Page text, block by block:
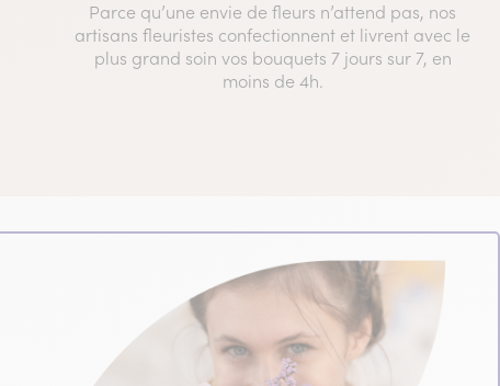
Parce qu’une envie de fleurs n’attend pas, nos
artisans fleuristes confectionnent et livrent avec le
plus grand soin vos bouquets 7 jours sur 7, en
moins de 4h.